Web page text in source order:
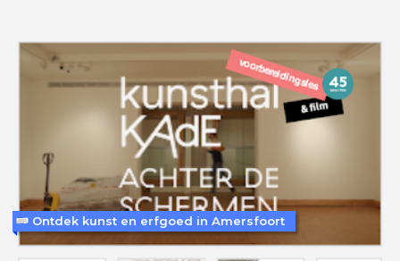
Ontdek kunst en erfgoed in Amersfoort